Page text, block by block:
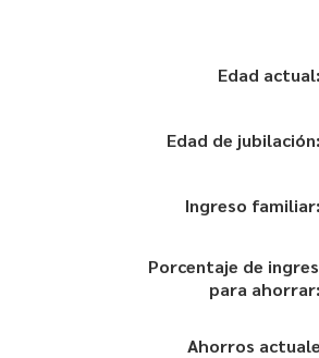
Edad actual:
Edad de jubilación:
Ingreso familiar:
Porcentaje de
para ahorrar:
Ahorros